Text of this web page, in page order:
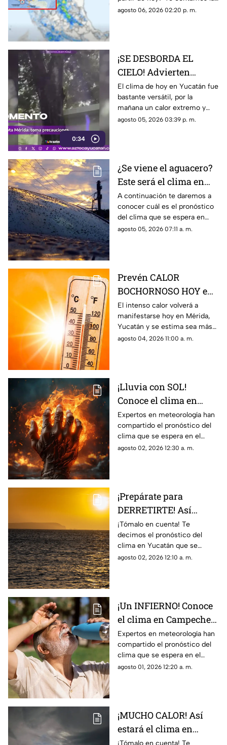
partir de HOY
combinación con una onda
agosto 06, 2026 02:20 p. m.
0:34
¡SE DESBORDA EL
CIELO! Advierten
continuación de
FUERTES LLUVIAS
HOY en Yucatán
El clima de hoy en Yucatán fue
bastante versátil, por la
mañana un calor extremo y
cerca de las 2 de la tarde, las
agosto 05, 2026 03:39 p. m.
¿Se viene el aguacero?
Este será el clima en
Yucatán HOY miércoles
5 de agosto de 2026
A continuación te daremos a
conocer cuál es el pronóstico
del clima que se espera en
Yucatán durante la jornada de
agosto 05, 2026 07:11 a. m.
Prevén CALOR
BOCHORNOSO HOY en
Mérida que superará
los 50° C; será MÁS
INTENSO que ayer
El intenso calor volverá a
manifestarse hoy en Mérida,
Yucatán y se estima sea más
intenso que ayer; conoce cuál
agosto 04, 2026 11:00 a. m.
¡Lluvia con SOL!
Conoce el clima en
Campeche hoy, 2 de
agosto de 2026
Expertos en meteorología han
compartido el pronóstico del
clima que se espera en el
estado de Campeche durante
agosto 02, 2026 12:30 a. m.
¡Prepárate para
DERRETIRTE! Así
estará el clima en
Yucatán HOY, 2 de
agosto de 2026
¡Tómalo en cuenta! Te
decimos el pronóstico del
clima en Yucatán que se
espera durante la jornada del
agosto 02, 2026 12:10 a. m.
¡Un INFIERNO! Conoce
el clima en Campeche
hoy, 1 de agosto de 2026
Expertos en meteorología han
compartido el pronóstico del
clima que se espera en el
estado de Campeche durante
agosto 01, 2026 12:20 a. m.
¡MUCHO CALOR! Así
estará el clima en
Yucatán hoy, 1 de